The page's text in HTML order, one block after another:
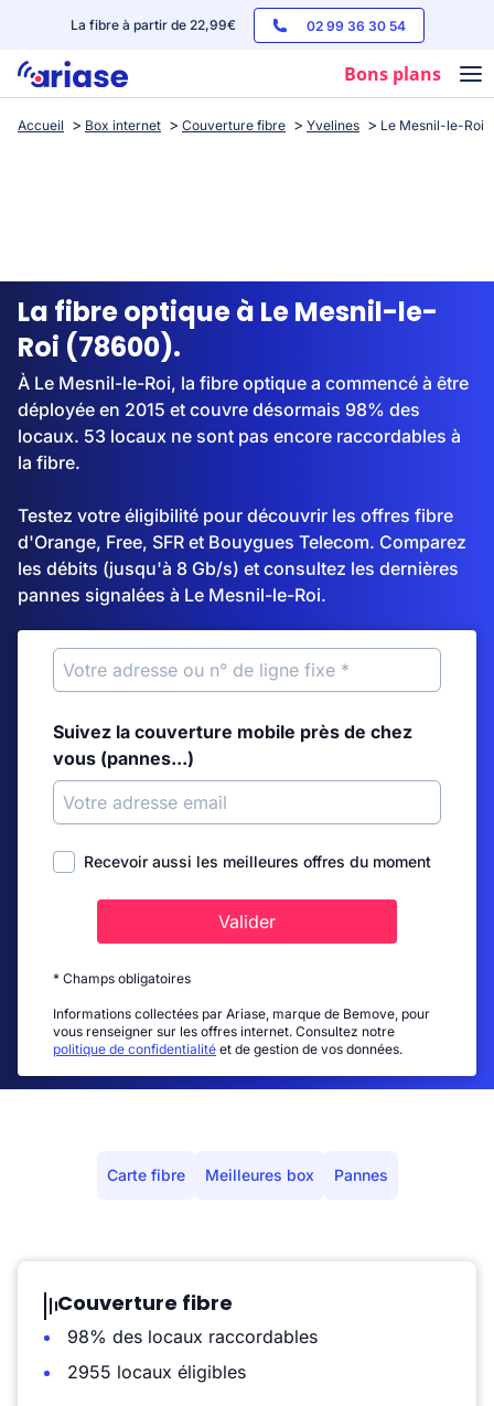
La fibre à partir de 22,99€ 02 99 36 30 54
Bons plans
Box internet
Streaming
Accueil Box internet Couverture fibre Yvelines Le Mesnil-le-Roi
La fibre optique à Le Mesnil-le-
Roi (78600).
À Le Mesnil-le-Roi, la fibre optique a commencé à être
déployée en 2015 et couvre désormais 98% des
locaux. 53 locaux ne sont pas encore raccordables à
la fibre.
Testez votre éligibilité pour découvrir les offres fibre
d'Orange, Free, SFR et Bouygues Telecom. Comparez
les débits (jusqu'à 8 Gb/s) et consultez les dernières
pannes signalées à Le Mesnil-le-Roi.
Suivez la couverture mobile près de chez
vous (pannes...)
Recevoir aussi les meilleures offres du moment
Valider
* Champs obligatoires
Informations collectées par Ariase, marque de Bemove, pour
vous renseigner sur les offres internet. Consultez notre
politique de confidentialité et de gestion de vos données.
Carte fibre Meilleures box Pannes
Couverture fibre
98% des locaux raccordables
2955 locaux éligibles